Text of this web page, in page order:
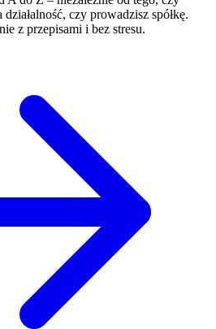
czy prowadzisz spółkę.
z przepisami i bez stresu.